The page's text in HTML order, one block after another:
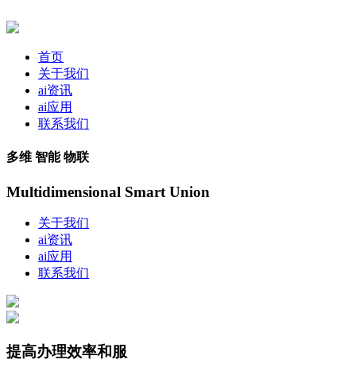
首页
关于我们
ai资讯
ai应用
联系我们
多维 智能 物联
Multidimensional Smart Union
关于我们
ai资讯
ai应用
联系我们
提高办理效率和服